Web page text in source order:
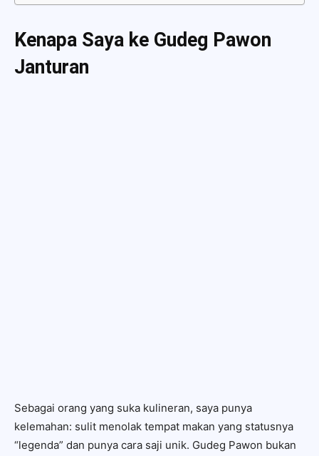
Kenapa Saya ke Gudeg Pawon
Janturan
Sebagai orang yang suka kulineran, saya punya
kelemahan: sulit menolak tempat makan yang statusnya
“legenda” dan punya cara saji unik. Gudeg Pawon bukan